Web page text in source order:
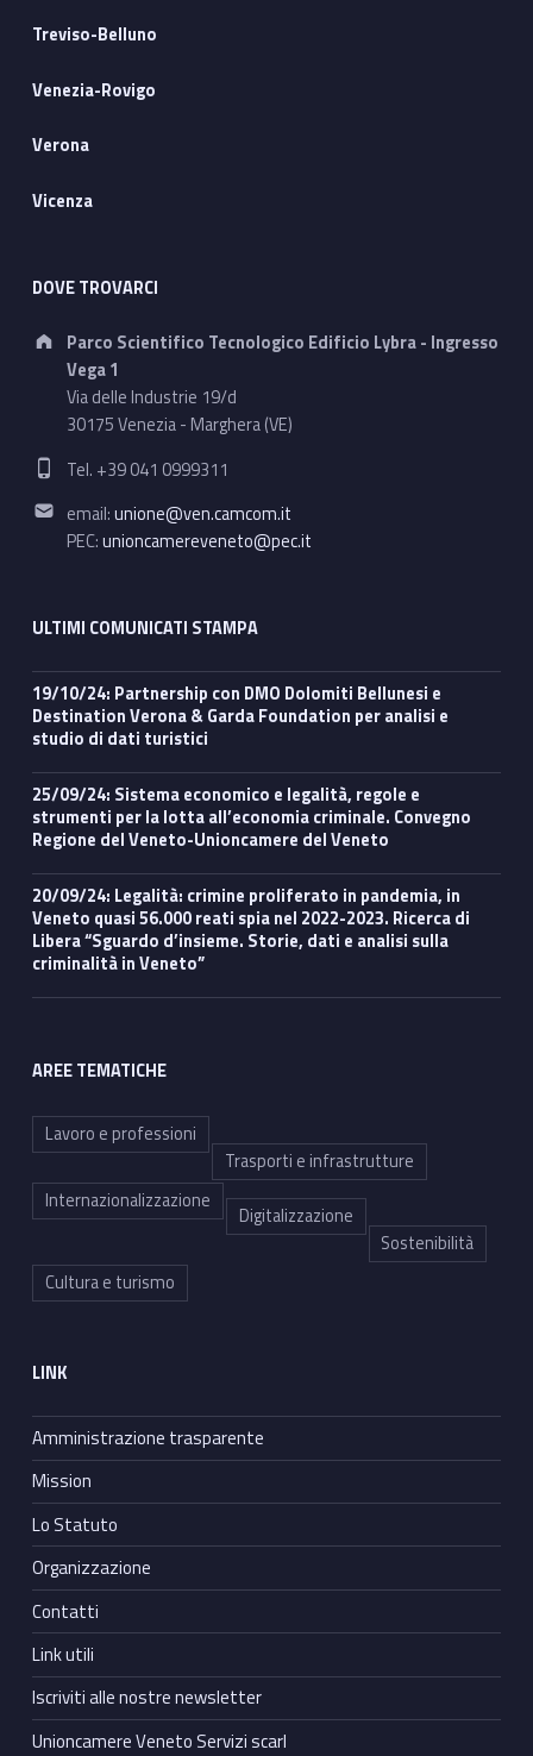
Treviso-Belluno
Venezia-Rovigo
Verona
Vicenza
DOVE TROVARCI
Address:
Parco Scientifico Tecnologico Edificio Lybra - Ingresso
Vega 1
Via delle Industrie 19/d
30175 Venezia - Marghera (VE)
Phone number:
Tel. +39 041 0999311
Email address:
email:unione@ven.camcom.it
PEC:unioncamereveneto@pec.it
ULTIMI COMUNICATI STAMPA
19/10/24: Partnership con DMO Dolomiti Bellunesi e
Destination Verona & Garda Foundation per analisi e
studio di dati turistici
25/09/24: Sistema economico e legalità, regole e
strumenti per la lotta all’economia criminale. Convegno
Regione del Veneto-Unioncamere del Veneto
20/09/24: Legalità: crimine proliferato in pandemia, in
Veneto quasi 56.000 reati spia nel 2022-2023. Ricerca di
Libera “Sguardo d’insieme. Storie, dati e analisi sulla
criminalità in Veneto”
AREE TEMATICHE
Lavoro e professioni
Trasporti e infrastrutture
Internazionalizzazione
Digitalizzazione
Sostenibilità
Cultura e turismo
LINK
Amministrazione trasparente
Mission
Lo Statuto
Organizzazione
Contatti
Link utili
Iscriviti alle nostre newsletter
Unioncamere Veneto Servizi scarl